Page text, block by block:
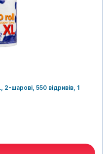
шарові, 550 відривів, 1